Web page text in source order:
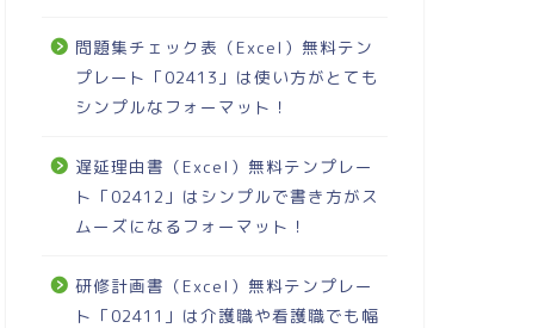
問題集チェック表（Excel）無料テン
プレート「02413」は使い方がとても
シンプルなフォーマット！
遅延理由書（Excel）無料テンプレー
ト「02412」はシンプルで書き方がス
ムーズになるフォーマット！
研修計画書（Excel）無料テンプレー
ト「02411」は介護職や看護職でも幅